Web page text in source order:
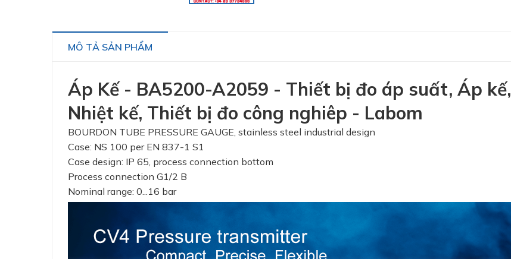
MÔ TẢ SẢN PHẨM
Áp Kế - BA5200-A2059 - Thiết bị đo áp suất, Áp kế,
Nhiệt kế, Thiết bị đo công nghiêp - Labom
BOURDON TUBE PRESSURE GAUGE, stainless steel industrial design
Case: NS 100 per EN 837-1 S1
Case design: IP 65, process connection bottom
Process connection G1/2 B
Nominal range: 0...16 bar